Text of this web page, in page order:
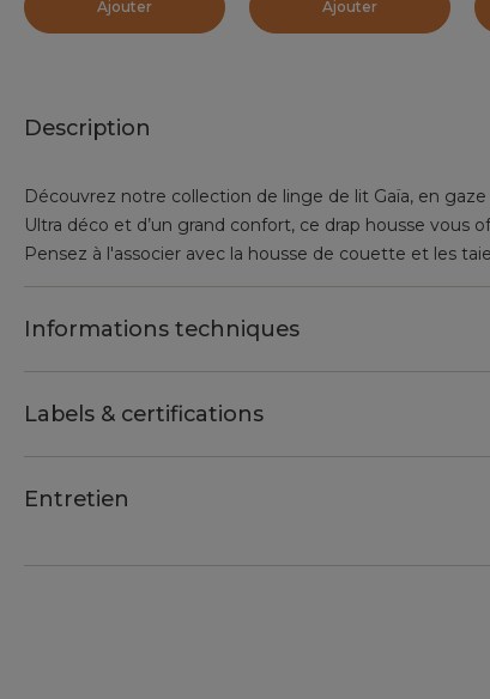
Ajouter Ajouter
Description
Découvrez notre collection de linge de lit Gaïa, en
Ultra déco et d’un grand confort, ce drap housse vous
Pensez à l'associer avec la housse de couette et les
Informations techniques
Labels & certifications
Entretien